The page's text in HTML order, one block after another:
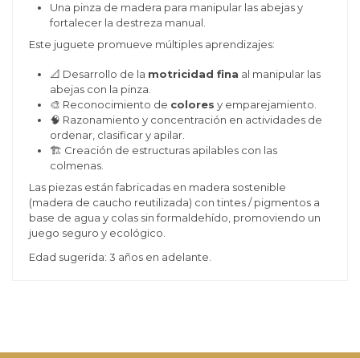
Una pinza de madera para manipular las abejas y
fortalecer la destreza manual.
Este juguete promueve múltiples aprendizajes:
📐 Desarrollo de la motricidad fina al manipular las
abejas con la pinza.
🎨 Reconocimiento de colores y emparejamiento.
🧠 Razonamiento y concentración en actividades de
ordenar, clasificar y apilar.
🏗️ Creación de estructuras apilables con las
colmenas.
Las piezas están fabricadas en madera sostenible
(madera de caucho reutilizada) con tintes / pigmentos a
base de agua y colas sin formaldehído, promoviendo un
juego seguro y ecológico.
Edad sugerida: 3 años en adelante.